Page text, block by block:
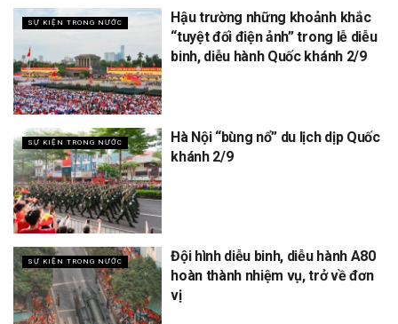
SỰ KIỆN TRONG NƯỚC
Hậu trường những khoảnh khắc
“tuyệt đối điện ảnh” trong lễ diễu
binh, diễu hành Quốc khánh 2/9
SỰ KIỆN TRONG NƯỚC
Hà Nội “bùng nổ” du lịch dịp Quốc
khánh 2/9
SỰ KIỆN TRONG NƯỚC
Đội hình diễu binh, diễu hành A80
hoàn thành nhiệm vụ, trở về đơn
vị